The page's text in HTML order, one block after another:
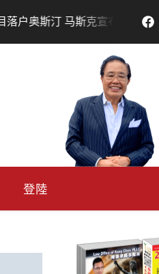
亿美元建设AI芯片制造基地
登陸